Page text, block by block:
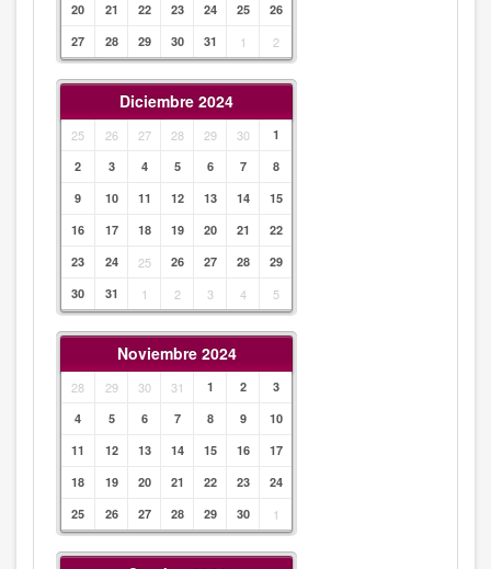
20
21 22 23 24 25
26
27
28 29 30 31 1 2
Diciembre 2024
25 26 27 28 29 30
1
2
3 4 5 6 7
8
9
10 11 12 13 14
15
16
17 18 19 20 21
22
23
24 25 26 27 28
29
30
31 1 2 3 4 5
Noviembre 2024
28 29 30 31 1 2
3
4
5 6 7 8 9
10
11
12 13 14 15 16
17
18
19 20 21 22 23
24
25
26 27 28 29 30 1